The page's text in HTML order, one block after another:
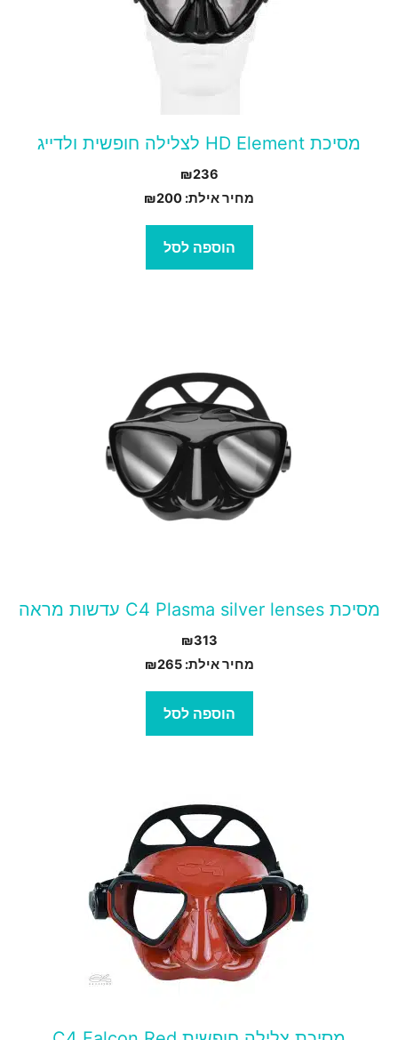
מסיכת HD Element לצלילה חופשית ולדייג
₪236
מחיר אילת:
₪200
הוספה לסל
מסיכת C4 Plasma silver lenses עדשות מראה
₪313
מחיר אילת:
₪265
הוספה לסל